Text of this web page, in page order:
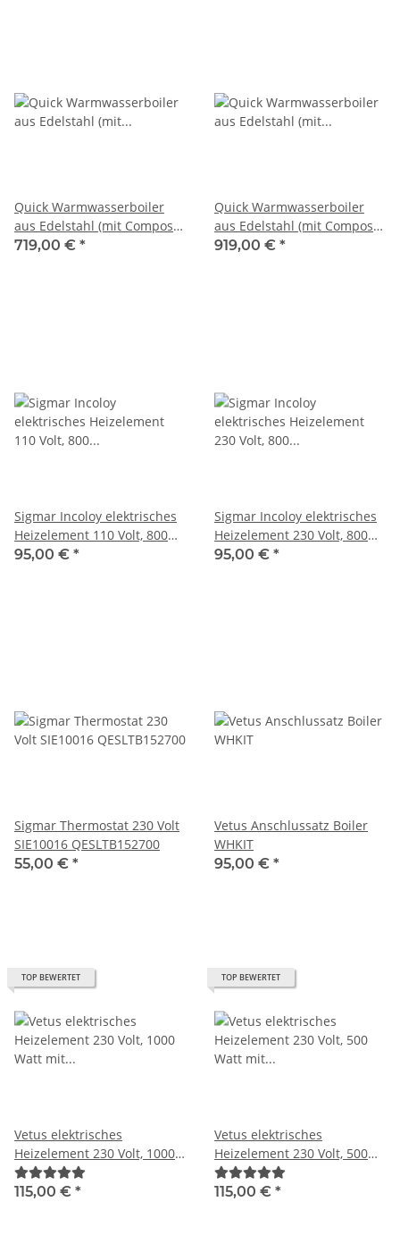
Quick Warmwasserboiler
aus Edelstahl (mit Composit-
Ummantelung) 40l 500W
719,00 € *
Quick Warmwasserboiler
aus Edelstahl (mit Composit-
Ummantelung) 60l 500W
919,00 € *
Sigmar Incoloy elektrisches
Heizelement 110 Volt, 800
Watt SIE10006
95,00 € *
Sigmar Incoloy elektrisches
Heizelement 230 Volt, 800
Watt SIE10034
95,00 € *
Sigmar Thermostat 230 Volt
SIE10016 QESLTB152700
55,00 € *
Vetus Anschlussatz Boiler
WHKIT
95,00 € *
TOP BEWERTET
Vetus elektrisches
Heizelement 230 Volt, 1000
Watt mit Thermostat
115,00 € *
TOP BEWERTET
Vetus elektrisches
Heizelement 230 Volt, 500
Watt mit Thermostat
WHEL22500
115,00 € *